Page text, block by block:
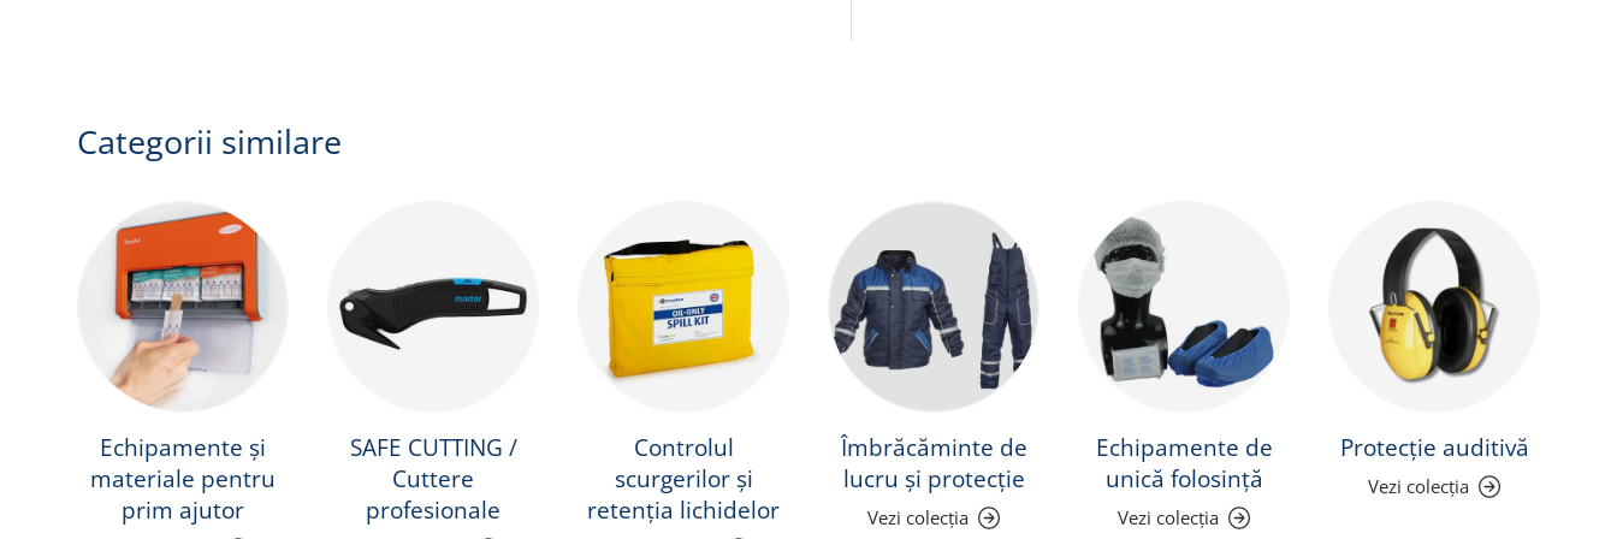
Categorii similare
Echipamente și
materiale pentru
prim ajutor
SAFE CUTTING /
Cuttere
profesionale
Controlul
scurgerilor și
retenția lichidelor
Îmbrăcăminte de
lucru și protecție
Vezi colecția
Echipamente de
unică folosință
Vezi colecția
Protecție auditivă
Vezi colecția